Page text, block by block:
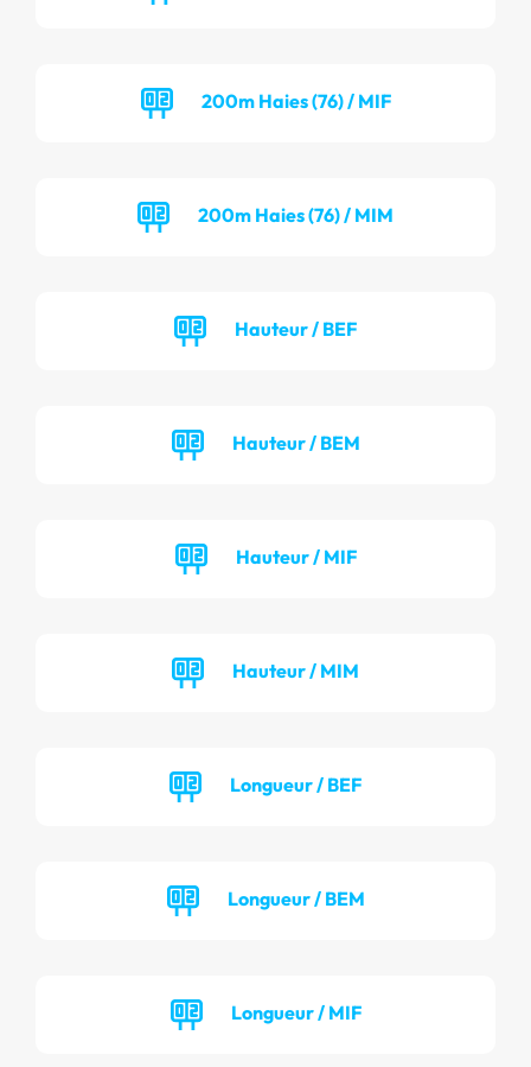
200m Haies (76) / MIF
200m Haies (76) / MIM
Hauteur / BEF
Hauteur / BEM
Hauteur / MIF
Hauteur / MIM
Longueur / BEF
Longueur / BEM
Longueur / MIF